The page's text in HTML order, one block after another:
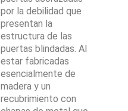
por la debilidad que
presentan la
estructura de las
puertas blindadas. Al
estar fabricadas
esencialmente de
madera y un
recubrimiento con